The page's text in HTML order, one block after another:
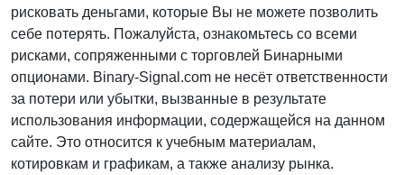
рисковать деньгами, которые Вы не можете позволить
себе потерять. Пожалуйста, ознакомьтесь со всеми
рисками, сопряженными с торговлей Бинарными
опционами. Binary-Signal.com не несёт ответственности
за потери или убытки, вызванные в результате
использования информации, содержащейся на данном
сайте. Это относится к учебным материалам,
котировкам и графикам, а также анализу рынка.